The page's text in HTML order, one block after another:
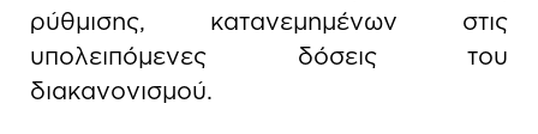
ρύθμισης, κατανεμημένων στις
υπολειπόμενες δόσεις του
διακανονισμού.